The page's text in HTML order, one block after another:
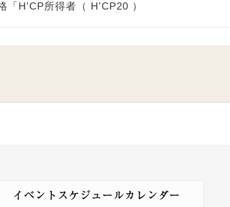
「H’CP所得者（ H’CP20 ）